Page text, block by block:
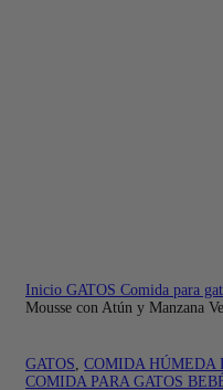
Inicio GATOS Comida para
Mousse con Atún y Manzana
GATOS, COMIDA HÚMEDA
COMIDA PARA GATOS